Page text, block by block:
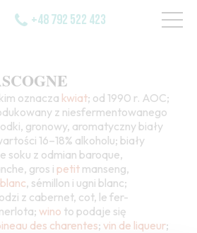
+48 792 522 423
oznacza kwiat; od 1990 r. AOC;
z niesfermentowanego
gronowy, aromatyczny biały
16–18% alkoholu; biały
soku z odmian baroque,
gros i petit manseng,
blanc, sémillon i ugni blanc;
z cabernet, cot, le fer-
wino to podaje się
des charentes; vin de liqueur;